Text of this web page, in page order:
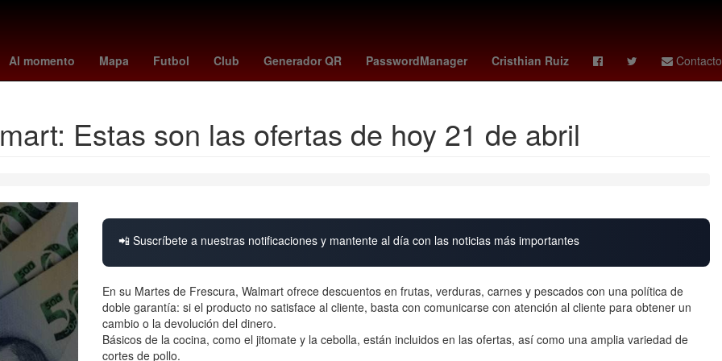
Al momento Mapa Futbol Club Generador QR PasswordManager Cristhian Ruiz Contacto
s24 2024 Patrik Schick The Addams Family Star Wars líder supremo de irán Digitalización Perú
Estas son las ofertas de hoy 21 de abril
📲 Suscríbete a nuestras notificaciones y mantente al día con las noticias más importantes
En su Martes de Frescura, Walmart ofrece descuentos en frutas, verduras, carnes y pescados con una política de
doble garantía: si el producto no satisface al cliente, basta con comunicarse con atención al cliente para obtener un
cambio o la devolución del dinero.
Básicos de la cocina, como el jitomate y la cebolla, están incluidos en las ofertas, así como una amplia variedad de
cortes de pollo.